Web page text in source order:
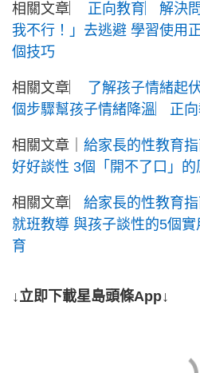
相關文章︳ 正向教育︳解決
我不行！」去逃避 學習使用
個技巧
相關文章︳
了解孩子情緒起
個步驟幫孩子情緒降溫︳正
相關文章｜ 給家長的性教育
好好談性 3個「開不了口」
相關文章︳ 給家長的性教育
就班教導 與孩子談性的5個
育
↓立即下載星島頭條App↓